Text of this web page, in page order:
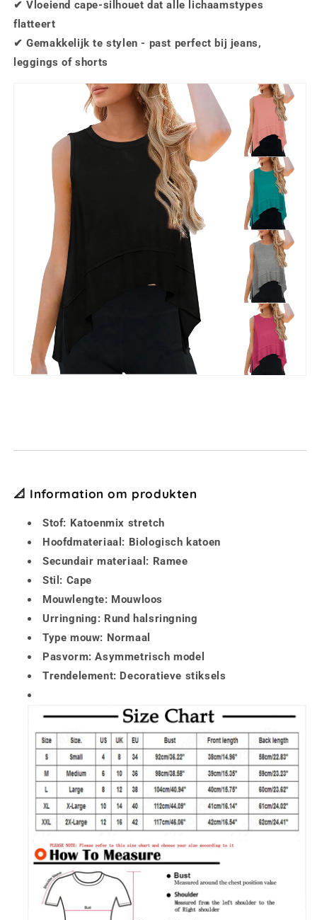
✔ Vloeiend cape-silhouet dat alle lichaamstypes
flatteert
✔ Gemakkelijk te stylen - past perfect bij jeans,
leggings of shorts
📐 Information om produkten
Stof: Katoenmix stretch
Hoofdmateriaal: Biologisch katoen
Secundair materiaal: Ramee
Stil: Cape
Mouwlengte: Mouwloos
Urringning: Rund halsringning
Type mouw: Normaal
Pasvorm: Asymmetrisch model
Trendelement: Decoratieve stiksels